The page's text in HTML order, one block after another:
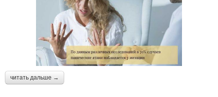
читать дальше →